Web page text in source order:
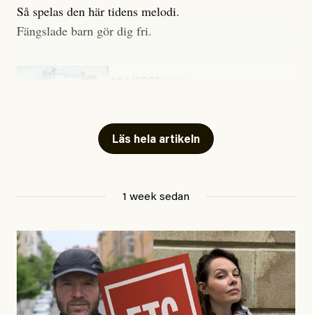
Så spelas den här tidens melodi.
Fängslade barn gör dig fri.
Läs hela artikeln
1 week sedan